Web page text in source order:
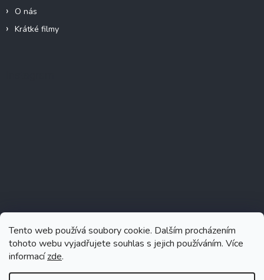
Tento web používá soubory cookie. Dalším procházením
tohoto webu vyjadřujete souhlas s jejich používáním. Více
informacízde.
O nás
Krátké filmy
Sledovat na Instagramu